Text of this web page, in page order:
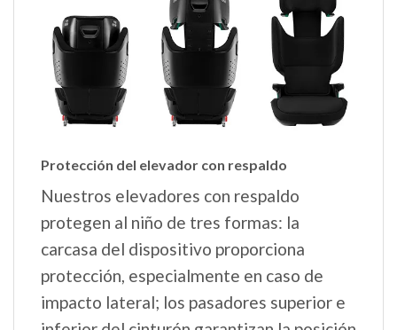
Protección del elevador con respaldo
Nuestros elevadores con respaldo
protegen al niño de tres formas: la
carcasa del dispositivo proporciona
protección, especialmente en caso de
impacto lateral; los pasadores superior e